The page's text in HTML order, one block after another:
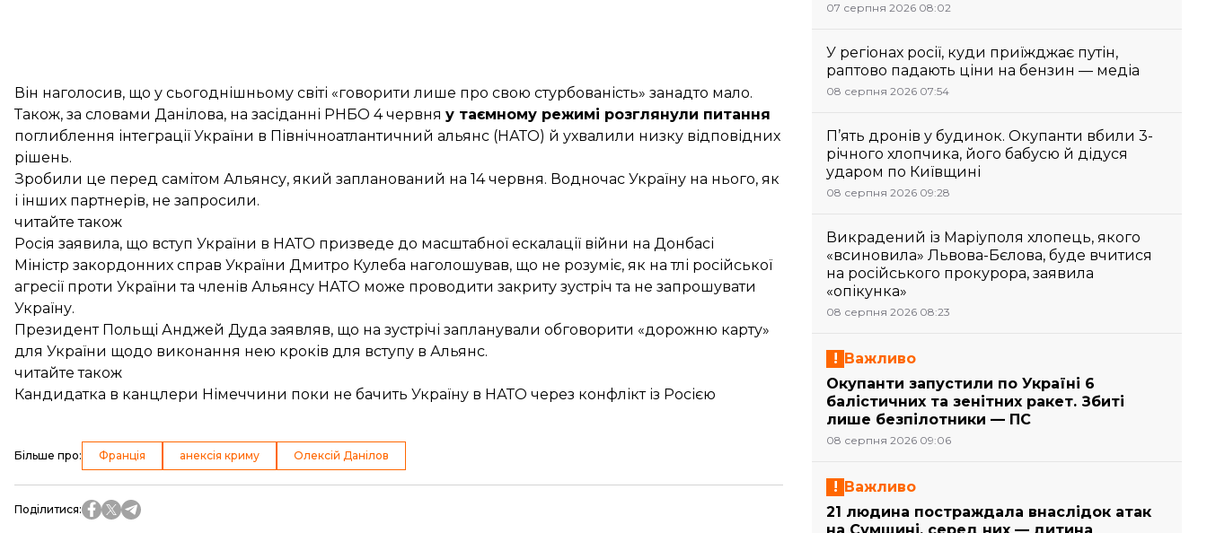
Він наголосив, що у сьогоднішньому світі «говорити лише про свою стурбованість» занадто мало.
Також, за словами Данілова, на засіданні РНБО 4 червня у таємному режимі розглянули питання
поглиблення інтеграції України в Північноатлантичний альянс (НАТО) й ухвалили низку відповідних
рішень.
Зробили це перед самітом Альянсу, який запланований на 14 червня. Водночас Україну на нього, як
і інших партнерів, не запросили.
читайте також
Росія заявила, що вступ України в НАТО призведе до масштабної ескалації війни на Донбасі
Міністр закордонних справ України Дмитро Кулеба наголошував, що не розуміє, як на тлі російської
агресії проти України та членів Альянсу НАТО може проводити закриту зустріч та не запрошувати
Україну.
Президент Польщі Анджей Дуда заявляв, що на зустрічі запланували обговорити «дорожню карту»
для України щодо виконання нею кроків для вступу в Альянс.
читайте також
Кандидатка в канцлери Німеччини поки не бачить Україну в НАТО через конфлікт із Росією
Більше про: Франція анексія криму Олексій Данілов
Поділитися:
07 серпня 2026 08:02
У регіонах росії, куди приїжджає путін,
раптово падають ціни на бензин — медіа
08 серпня 2026 07:54
П’ять дронів у будинок. Окупанти вбили 3-
річного хлопчика, його бабусю й дідуся
ударом по Київщині
08 серпня 2026 09:28
Викрадений із Маріуполя хлопець, якого
«всиновила» Львова-Бєлова, буде вчитися
на російського прокурора, заявила
«опікунка»
08 серпня 2026 08:23
Важливо
Окупанти запустили по Україні 6
балістичних та зенітних ракет. Збиті
лише безпілотники — ПС
08 серпня 2026 09:06
Важливо
21 людина постраждала внаслідок атак